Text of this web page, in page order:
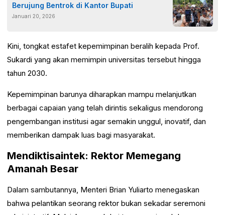
Berujung Bentrok di Kantor Bupati
Januari 20, 2026
Kini, tongkat estafet kepemimpinan beralih kepada Prof.
Sukardi yang akan memimpin universitas tersebut hingga
tahun 2030.
Kepemimpinan barunya diharapkan mampu melanjutkan
berbagai capaian yang telah dirintis sekaligus mendorong
pengembangan institusi agar semakin unggul, inovatif, dan
memberikan dampak luas bagi masyarakat.
Mendiktisaintek: Rektor Memegang
Amanah Besar
Dalam sambutannya, Menteri Brian Yuliarto menegaskan
bahwa pelantikan seorang rektor bukan sekadar seremoni